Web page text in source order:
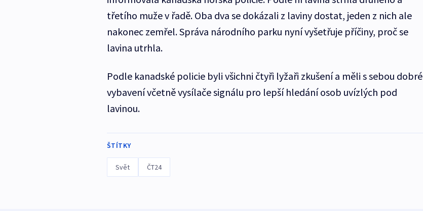
třetího muže v řadě. Oba dva se dokázali z laviny dostat, jeden z nich ale
nakonec zemřel. Správa národního parku nyní vyšetřuje příčiny, proč se
lavina utrhla.
Podle kanadské policie byli všichni čtyři lyžaři zkušení a měli s sebou dobré
vybavení včetně vysílače signálu pro lepší hledání osob uvízlých pod
lavinou.
ŠTÍTKY
Svět ČT24